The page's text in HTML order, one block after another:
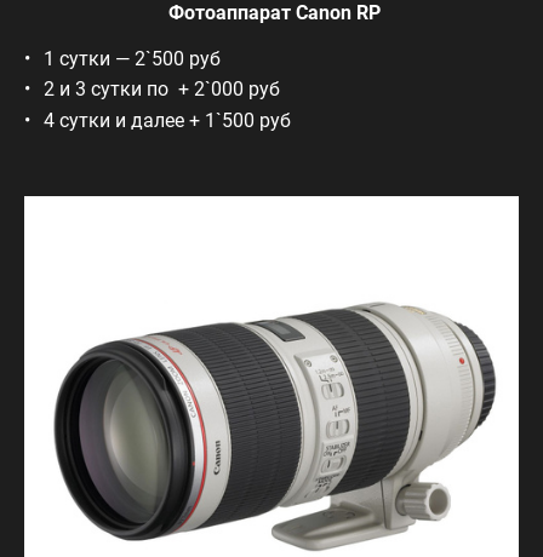
Фотоаппарат Canon RP
1 сутки — 2`500 руб
2 и 3 сутки по + 2`000 руб
4 сутки и далее + 1`500 руб